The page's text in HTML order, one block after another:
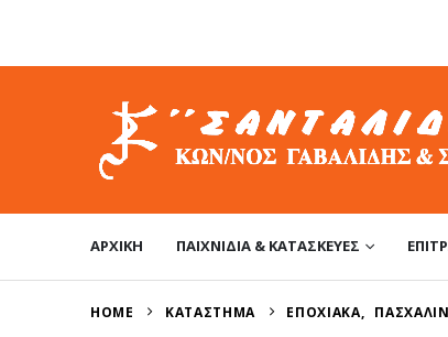
ΑΡΧΙΚΉ ΠΑΙΧΝΊΔΙΑ & ΚΑΤΑΣΚΕΥΈΣ
HOME ΚΑΤΆΣΤΗΜΑ ΕΠΟΧΙΑΚΆ,